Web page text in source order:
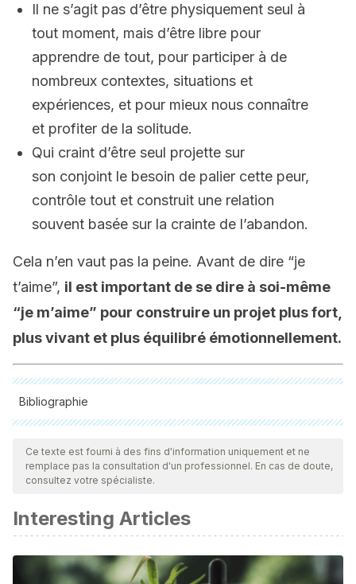
Il ne s’agit pas d’être physiquement seul à
tout moment, mais d’être libre pour
apprendre de tout, pour participer à de
nombreux contextes, situations et
expériences, et pour mieux nous connaître
et profiter de la solitude.
Qui craint d’être seul projette sur
son conjoint le besoin de palier cette peur,
contrôle tout et construit une relation
souvent basée sur la crainte de l’abandon.
Cela n’en vaut pas la peine. Avant de dire “je
t’aime”, il est important de se dire à soi-même
“je m’aime” pour construire un projet plus fort,
plus vivant et plus équilibré émotionnellement.
Bibliographie
Toutes les sources citées ont été examinées en profondeur
par notre équipe pour garantir leur qualité, leur fiabilité, leur
actualité et leur validité. La bibliographie de cet article a été
ou scientifique
Hyatt, C. S., Sleep, C. E., Lamkin, J., Maples-Keller, J. L.,
Sedikides, C., Campbell, W. K., & Miller, J. D. (2018).
Ce texte est fourni à des fins d'information uniquement et ne
remplace pas la consultation d'un professionnel. En cas de doute,
consultez votre spécialiste.
Interesting Articles